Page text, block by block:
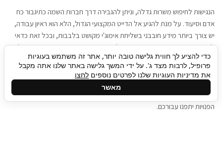
הנגישות לחיפוש משרות גדלה, וניתן להגבירה דרך חברות השמה כתיגבור כח
אדם וסיעוד. על מנת להגיע אל הדייט המקצועי הגדול, הלא הוא ראיון עבודה,
יש צורך ביותר מידע חובבני בשליחת אימוג'י מקושט בלבבות, ובכל זאת כדאי
להגיע בגישה שתמשוך את תשומת הלב וגם כאן תיגבור כח אדם וסיעוד תוכל
להועיל. כדאי להתאזר בסבלנות בתהליך חיפוש משרות בעידן המסרים
המידיים, ולזכור שלמציעי המשרות כבר יש עבודה, והם לא תמיד מתפנים אל
קורות החיים שלכם באותו רגע בו התחלתם בתהליך חיפוש המשרות. כדאי
לפתח קצת סבלנות, אולי תפתחו בינתיים כמה אפליקציות, עד שהמשרות
הפנויות יתפנו עבורכם.
גלילה
לראש
כדי להציע לך חווית גלישה טובה יותר, אתר זה משתמש בעוגיות
פרופיל, לרבות מצד ג'. על ידי המשך גלישה באתר שלנו אתה מקבל
את מדיניות העוגיות שלנו לפרטים נוספים לחצו
מאשר